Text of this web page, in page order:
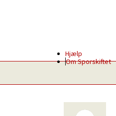
Hjælp
Om Sporskiftet